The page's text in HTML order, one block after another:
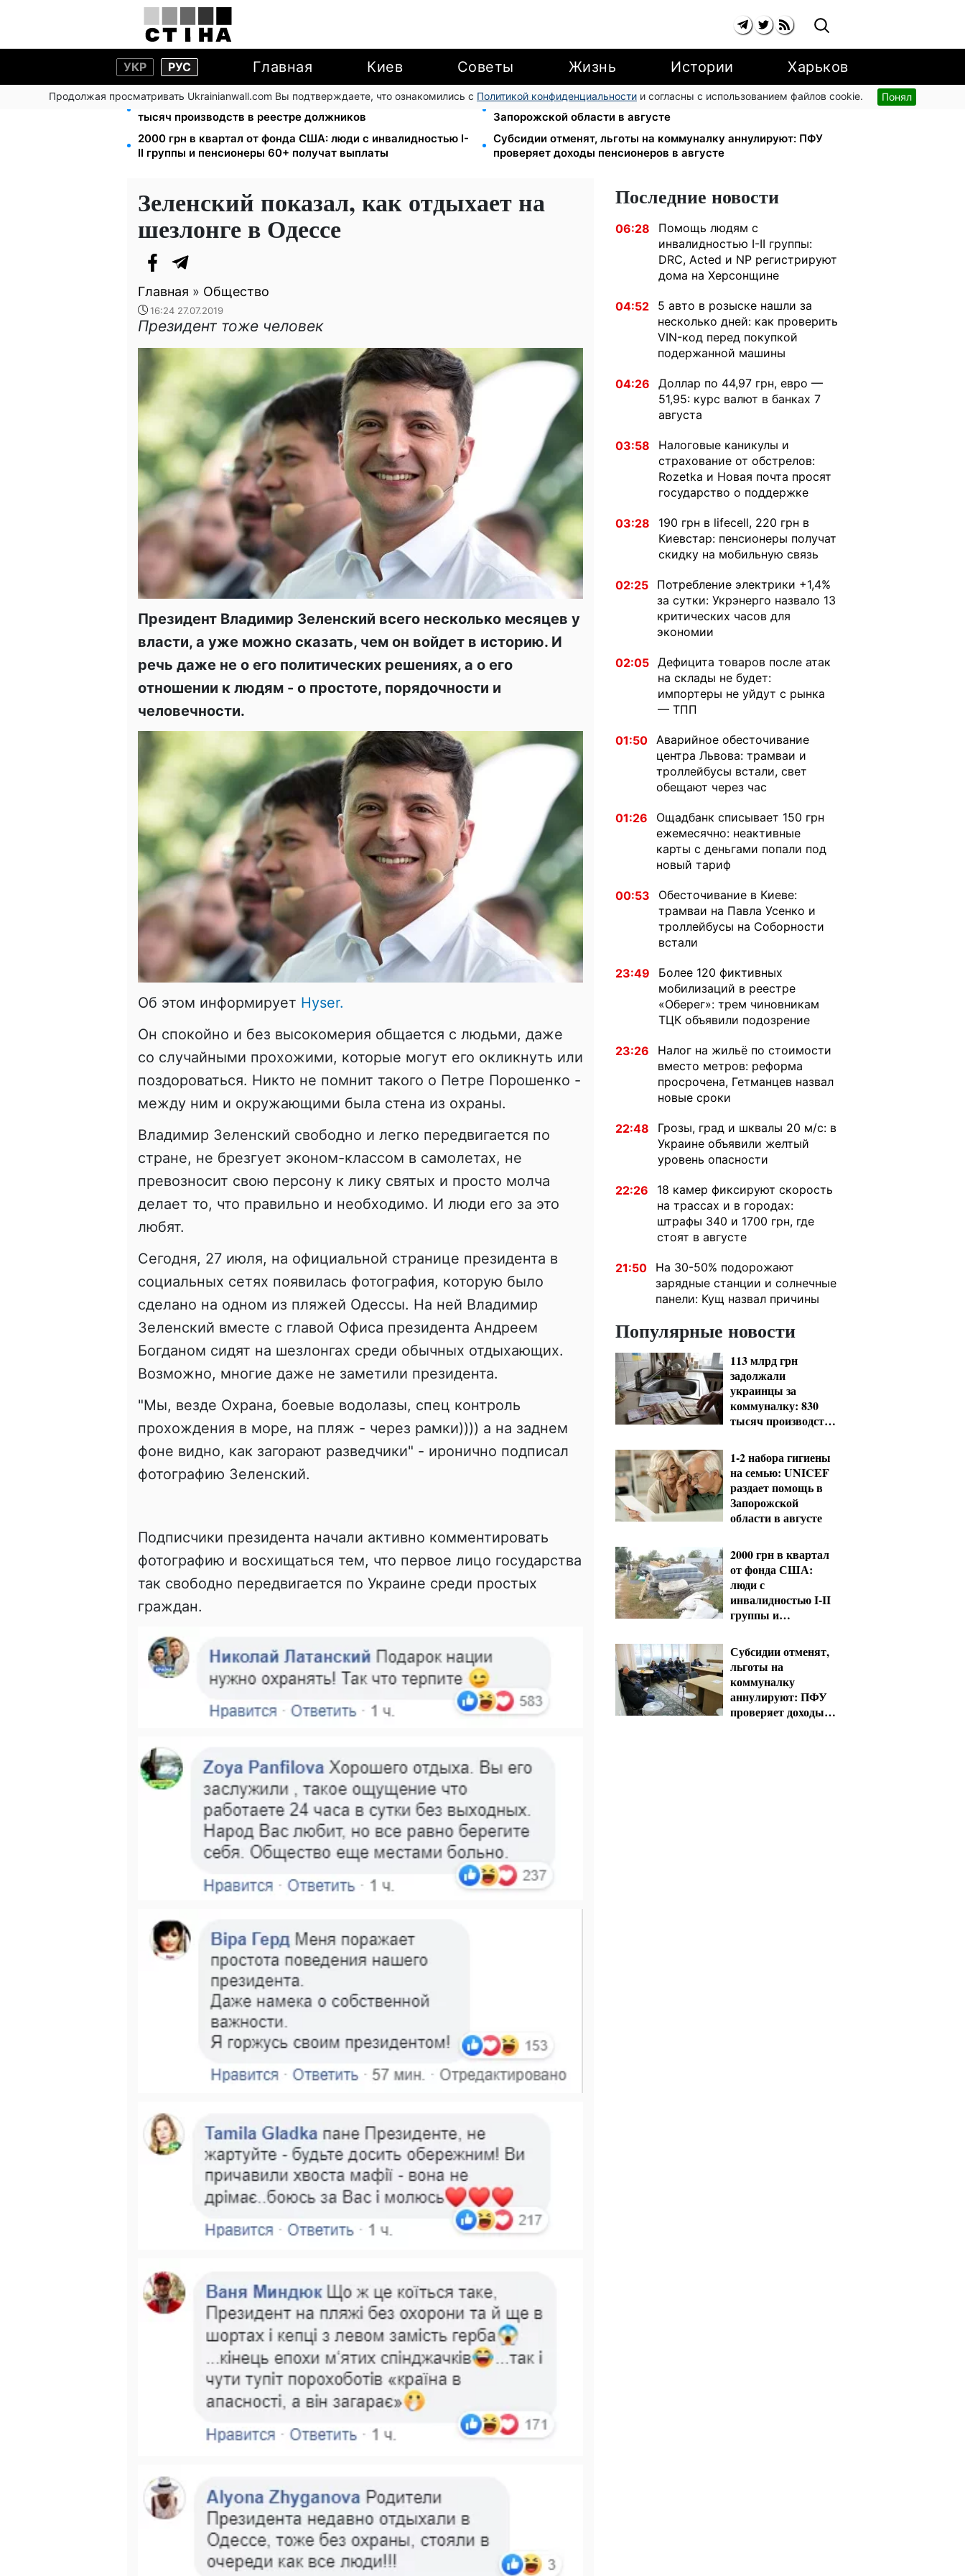
УКР РУС Главная Киев Советы Жизнь Истории Харьков
Продолжая просматривать Ukrainianwall.com Вы подтверждаете, что ознакомились с Политикой конфиденциальности и согласны с использованием файлов cookie. Понял
113 млрд грн задолжали украинцы за коммуналку: 830
тысяч производств в реестре должников
1-2 набора гигиены на семью: UNICEF раздает помощь в
Запорожской области в августе
2000 грн в квартал от фонда США: люди с инвалидностью I-
II группы и пенсионеры 60+ получат выплаты
Субсидии отменят, льготы на коммуналку аннулируют: ПФУ
проверяет доходы пенсионеров в августе
Зеленский показал, как отдыхает на
шезлонге в Одессе
Главная » Общество
16:24 27.07.2019
Президент тоже человек
Президент Владимир Зеленский всего несколько месяцев у
власти, а уже можно сказать, чем он войдет в историю. И
речь даже не о его политических решениях, а о его
отношении к людям - о простоте, порядочности и
человечности.
Об этом информирует Hyser.
Он спокойно и без высокомерия общается с людьми, даже
со случайными прохожими, которые могут его окликнуть или
поздороваться. Никто не помнит такого о Петре Порошенко -
между ним и окружающими была стена из охраны.
Владимир Зеленский свободно и легко передвигается по
стране, не брезгует эконом-классом в самолетах, не
превозносит свою персону к лику святых и просто молча
делает то, что правильно и необходимо. И люди его за это
любят.
Сегодня, 27 июля, на официальной странице президента в
социальных сетях появилась фотография, которую было
сделано на одном из пляжей Одессы. На ней Владимир
Зеленский вместе с главой Офиса президента Андреем
Богданом сидят на шезлонгах среди обычных отдыхающих.
Возможно, многие даже не заметили президента.
"Мы, везде Охрана, боевые водолазы, спец контроль
прохождения в море, на пляж - через рамки)))) а на заднем
фоне видно, как загорают разведчики" - иронично подписал
фотографию Зеленский.
Подписчики президента начали активно комментировать
фотографию и восхищаться тем, что первое лицо государства
так свободно передвигается по Украине среди простых
граждан.
Последние новости
06:28
Помощь людям с
инвалидностью I-II группы:
DRC, Acted и NP регистрируют
дома на Херсонщине
04:52
5 авто в розыске нашли за
несколько дней: как проверить
VIN-код перед покупкой
подержанной машины
04:26
Доллар по 44,97 грн, евро —
51,95: курс валют в банках 7
августа
03:58
Налоговые каникулы и
страхование от обстрелов:
Rozetka и Новая почта просят
государство о поддержке
03:28
190 грн в lifecell, 220 грн в
Киевстар: пенсионеры получат
скидку на мобильную связь
02:25
Потребление электрики +1,4%
за сутки: Укрэнерго назвало 13
критических часов для
экономии
02:05 Дефицита товаров после атак
на склады не будет:
импортеры не уйдут с рынка
— ТПП
01:50 Аварийное обесточивание
центра Львова: трамваи и
троллейбусы встали, свет
обещают через час
01:26
Ощадбанк списывает 150 грн
ежемесячно: неактивные
карты с деньгами попали под
новый тариф
00:53
Обесточивание в Киеве:
трамваи на Павла Усенко и
троллейбусы на Соборности
встали
23:49
Более 120 фиктивных
мобилизаций в реестре
«Оберег»: трем чиновникам
ТЦК объявили подозрение
23:26
Налог на жильё по стоимости
вместо метров: реформа
просрочена, Гетманцев назвал
новые сроки
22:48
Грозы, град и шквалы 20 м/с: в
Украине объявили желтый
уровень опасности
22:26
18 камер фиксируют скорость
на трассах и в городах:
штрафы 340 и 1700 грн, где
стоят в августе
21:50
На 30-50% подорожают
зарядные станции и солнечные
панели: Кущ назвал причины
Популярные новости
113 млрд грн
задолжали
украинцы за
коммуналку: 830
тысяч производств
должников
1-2 набора гигиены
на семью: UNICEF
раздает помощь в
Запорожской
области в августе
2000 грн в квартал
от фонда США:
люди с
инвалидностью I-II
группы и
получат выплаты
Субсидии отменят,
льготы на
коммуналку
аннулируют: ПФУ
проверяет доходы